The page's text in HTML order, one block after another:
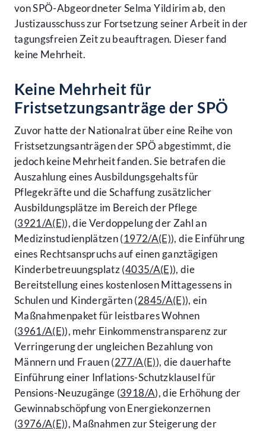
von SPÖ-Abgeordneter Selma Yildirim ab, den
Justizausschuss zur Fortsetzung seiner Arbeit in der
tagungsfreien Zeit zu beauftragen. Dieser fand
keine Mehrheit.
Keine Mehrheit für
Fristsetzungsanträge der SPÖ
Zuvor hatte der Nationalrat über eine Reihe von
Fristsetzungsanträgen der SPÖ abgestimmt, die
jedoch keine Mehrheit fanden. Sie betrafen die
Auszahlung eines Ausbildungsgehalts für
Pflegekräfte und die Schaffung zusätzlicher
Ausbildungsplätze im Bereich der Pflege
(3921/A(E)), die Verdoppelung der Zahl an
Medizinstudienplätzen (1972/A(E)), die Einführung
eines Rechtsanspruchs auf einen ganztägigen
Kinderbetreuungsplatz (4035/A(E)), die
Bereitstellung eines kostenlosen Mittagessens in
Schulen und Kindergärten (2845/A(E)), ein
Maßnahmenpaket für leistbares Wohnen
(3961/A(E)), mehr Einkommenstransparenz zur
Verringerung der ungleichen Bezahlung von
Männern und Frauen (277/A(E)), die dauerhafte
Einführung einer Inflations-Schutzklausel für
Pensions-Neuzugänge (3918/A), die Erhöhung der
Gewinnabschöpfung von Energiekonzernen
(3976/A(E)), Maßnahmen zur Steigerung der